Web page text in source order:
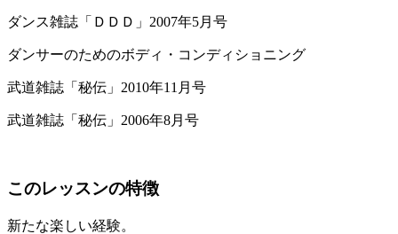
ダンス雑誌「ＤＤＤ」2007年5月号
ダンサーのためのボディ・コンディショニング
武道雑誌「秘伝」2010年11月号
武道雑誌「秘伝」2006年8月号
このレッスンの特徴
新たな楽しい経験。